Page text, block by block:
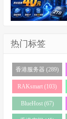
热门标签
香港服务器 (289)
RAKsmart (103)
BlueHost (67)